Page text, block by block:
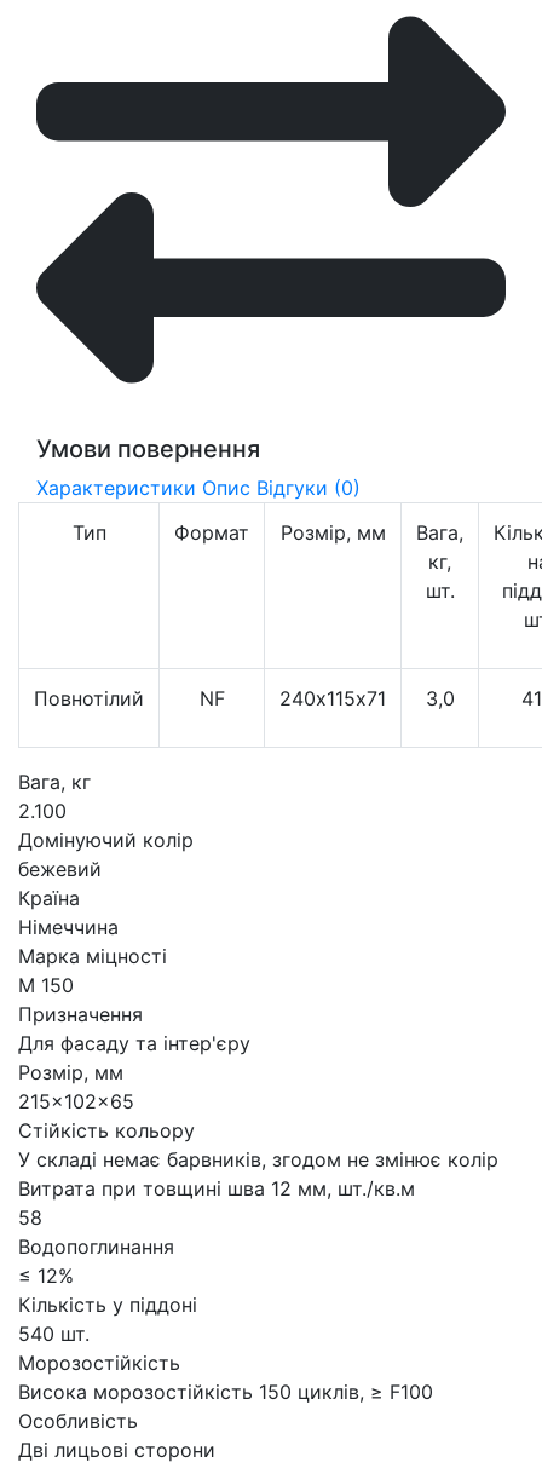
Умови повернення
Характеристики Опис Відгуки (0)
Тип
Формат Розмір, мм
Вага,
кг,
шт.
Повнотілий NF 240х115х71 3,0
Вага, кг
2.100
Домінуючий колір
бежевий
Країна
Німеччина
Марка міцності
М 150
Призначення
Для фасаду та інтер'єру
Розмір, мм
215x102x65
Стійкість кольору
У складі немає барвників, згодом не змінює колір
Витрата при товщині шва 12 мм, шт./кв.м
58
Водопоглинання
≤ 12%
Кількість у піддоні
540 шт.
Морозостійкість
Висока морозостійкість 150 циклів, ≥ F100
Особливість
Дві лицьові сторони